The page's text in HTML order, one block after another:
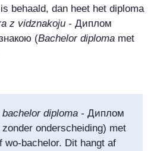
behaald, dan heet het diploma
z vidznakoju - Диплом
(Bachelor diploma met
bachelor diploma - Диплом
onderscheiding) met
wo-bachelor. Dit hangt af